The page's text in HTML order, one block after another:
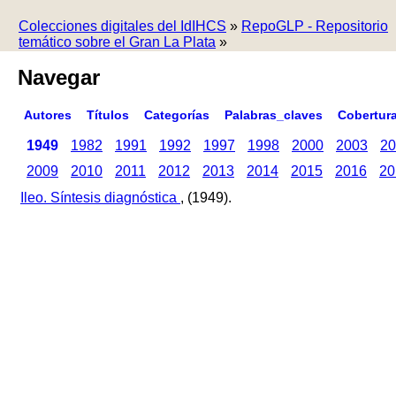
Colecciones digitales del IdIHCS » RepoGLP - Repositorio
temático sobre el Gran La Plata »
Navegar
Autores Títulos Categorías Palabras_claves
1949 1982 1991 1992 1997 1998 2000 2003
2009
2010 2011 2012 2013 2014 2015 2016
Ileo. Síntesis diagnóstica , (1949).